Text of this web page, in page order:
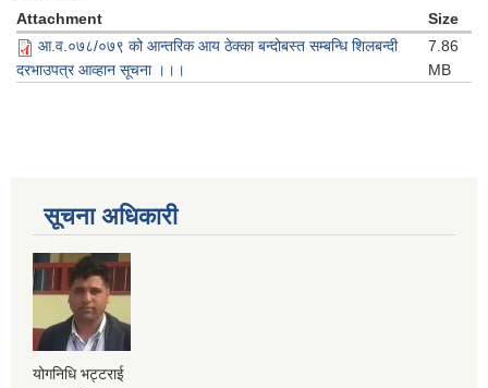
Attachment
Size
आ.व.०७८/०७९ को आन्तरिक आय ठेक्का बन्दोबस्त सम्बन्धि शिलबन्दी
दरभाउपत्र आव्हान सूचना ।।।
7.86
MB
सूचना अधिकारी
योगनिधि भट्टराई